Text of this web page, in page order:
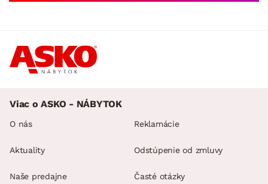
Viac o ASKO - NÁBYTOK
O nás
Aktuality
Naše predajne
Reklamácie
Odstúpenie od zmluvy
Časté otázky